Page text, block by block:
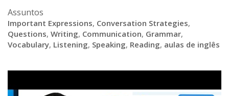
Assuntos
Important Expressions, Conversation Strategies,
Questions, Writing, Communication, Grammar,
Vocabulary, Listening, Speaking, Reading, aulas de inglês